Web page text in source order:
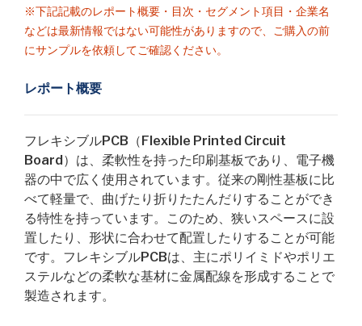
※下記記載のレポート概要・目次・セグメント項目・企業名
などは最新情報ではない可能性がありますので、ご購入の前
にサンプルを依頼してご確認ください。
レポート概要
フレキシブルPCB（Flexible Printed Circuit
Board）は、柔軟性を持った印刷基板であり、電子機
器の中で広く使用されています。従来の剛性基板に比
べて軽量で、曲げたり折りたたんだりすることができ
る特性を持っています。このため、狭いスペースに設
置したり、形状に合わせて配置したりすることが可能
です。フレキシブルPCBは、主にポリイミドやポリエ
ステルなどの柔軟な基材に金属配線を形成することで
製造されます。